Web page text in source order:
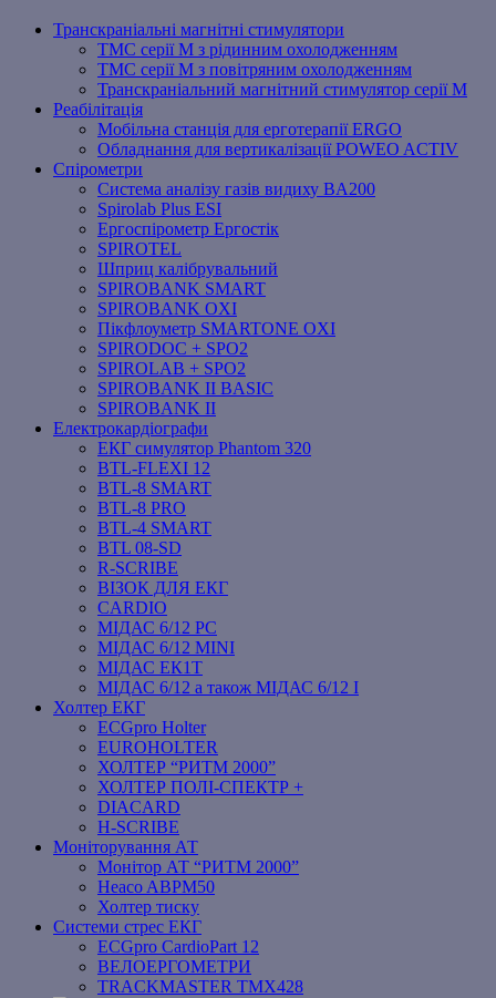
Транскраніальні магнітні стимулятори
ТМС серії M з рідинним охолодженням
ТМС серії M з повітряним охолодженням
Транскраніальний магнітний стимулятор серії M
Реабілітація
Мобільна станція для ерготерапії ERGO
Обладнання для вертикалізації POWEO ACTIV
Спірометри
Система аналізу газів видиху BA200
Spirolab Plus ESI
Ергоспірометр Ергостік
SPIROTEL
Шприц калібрувальний
SPIROBANK SMART
SPIROBANK OXI
Пікфлоуметр SMARTONE OXI
SPIRODOC + SPO2
SPIROLAB + SPO2
SPIROBANK II BASIC
SPIROBANK II
Електрокардіографи
ЕКГ симулятор Phantom 320
BTL-FLEXI 12
BTL-8 SMART
BTL-8 PRO
BTL-4 SMART
BTL 08-SD
R-SCRIBE
ВІЗОК ДЛЯ ЕКГ
CARDIO
МІДАС 6/12 PC
МІДАС 6/12 MINI
МІДАС ЕК1Т
МІДАС 6/12 а також МІДАС 6/12 І
Холтер ЕКГ
ECGpro Holter
EUROHOLTER
ХОЛТЕР “РИТМ 2000”
ХОЛТЕР ПОЛІ-СПЕКТР +
DIACARD
H-SCRIBE
Моніторування АТ
Монітор АТ “РИТМ 2000”
Heaco ABPM50
Холтер тиску
Системи стрес ЕКГ
ECGpro CardioPart 12
ВЕЛОЕРГОМЕТРИ
TRACKMASTER TMX428